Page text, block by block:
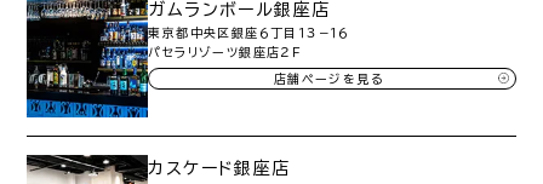
ガムランボール銀座店
東京都中央区銀座６丁目１３−１６
パセラリゾーツ銀座店２Ｆ
店舗ページを見る
カスケード銀座店